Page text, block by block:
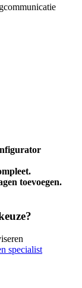
toevoegen.
specialist